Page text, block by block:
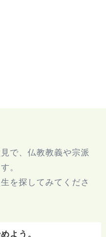
で、仏教教義や宗派
。
を探してみてくださ
よう。